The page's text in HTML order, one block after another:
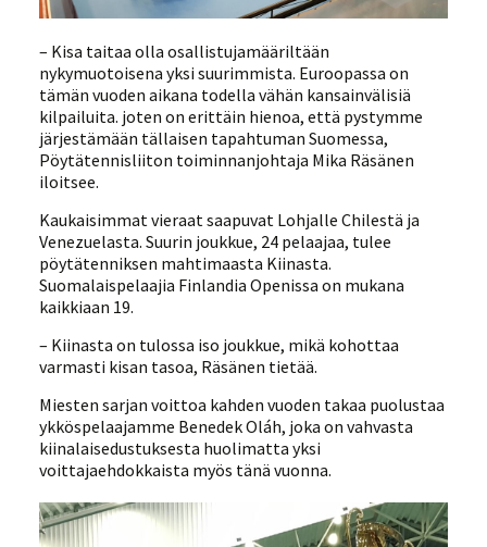
– Kisa taitaa olla osallistujamääriltään
nykymuotoisena yksi suurimmista. Euroopassa on
tämän vuoden aikana todella vähän kansainvälisiä
kilpailuita. joten on erittäin hienoa, että pystymme
järjestämään tällaisen tapahtuman Suomessa,
Pöytätennisliiton toiminnanjohtaja Mika Räsänen
iloitsee.
Kaukaisimmat vieraat saapuvat Lohjalle Chilestä ja
Venezuelasta. Suurin joukkue, 24 pelaajaa, tulee
pöytätenniksen mahtimaasta Kiinasta.
Suomalaispelaajia Finlandia Openissa on mukana
kaikkiaan 19.
– Kiinasta on tulossa iso joukkue, mikä kohottaa
varmasti kisan tasoa, Räsänen tietää.
Miesten sarjan voittoa kahden vuoden takaa puolustaa
ykköspelaajamme Benedek Oláh, joka on vahvasta
kiinalaisedustuksesta huolimatta yksi
voittajaehdokkaista myös tänä vuonna.